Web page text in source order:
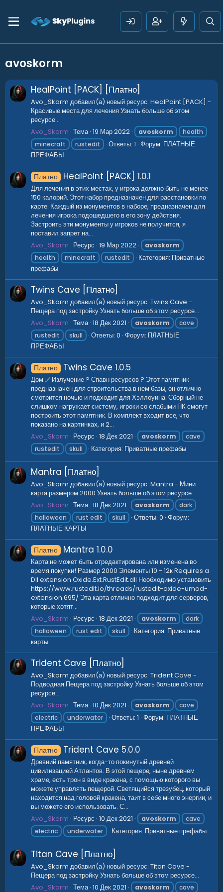
avoskorm
HealPoint [PACK] [Платно]
Avo_Skorm добавил(а) новый ресурс: HealPoint [PACK] -
Красивые места для лечения Узнать больше об этом
ресурсе...
Avo_Skorm Тема 19 Мар 2022 avoskorm
health
minecraft
rustedit Ответы: 1 Форум: ПЛАТНЫЕ
ПРЕФАБЫ
Платно HealPoint [PACK] 1.0.1
Для лечения в этих местах, у игрока должно быть не менее
150 калорий. Этот набор предназначен для расстановки по
карте. Каждый из монументов в наборе, предназначен для
лечения игрока подошедшего в его зону действия.
Застроить эти монументы у игроков не получится, я
поставил запрет на...
Avo_Skorm Ресурс 19 Мар 2022
avoskorm
health
minecraft rustedit Категория: Приватные
префабы
Twins Cave [Платно]
Avo_Skorm добавил(а) новый ресурс: Twins Cave -
Пещера под застройку Узнать больше об этом ресурсе...
Avo_Skorm Тема 18 Дек 2021 avoskorm
cave
rustedit
skull Ответы: 0 Форум: ПЛАТНЫЕ
ПРЕФАБЫ
Платно Twins Cave 1.0.5
Дом ✅ Излучение ? Спавн ресурсов ? Этот памятник
предназначен для строительства в нем базы, он отлично
смотрится ночью и подходит для Хэллоуина. Сборный не
слишком нагружает систему, игроки со слабыми ПК смогут
построить этот памятник. В комплект входит все, что
показано на картинках, и 2...
Avo_Skorm Ресурс 18 Дек 2021 avoskorm
cave
rustedit
skull Категория: Приватные префабы
Mantra [Платно]
Avo_Skorm добавил(а) новый ресурс: Mantra - Мини
карта размером 2000 Узнать больше об этом ресурсе...
Avo_Skorm Тема 18 Дек 2021 avoskorm
dark
halloween
rust edit skull Ответы: 0 Форум:
ПЛАТНЫЕ КАРТЫ
Платно Mantra 1.0.0
Карта не может быть отредактирована или изменена во
время покупки! Размер 2000 Элементы 10 - 12к Requires a
Dll extension Oxide.Ext.RustEdit.dll Необходимо установить
https://www.rustedit.io/threads/rustedit-oxide-umod-
extension.695/ Эта карта отлично подходит для серверов,
которые хотят...
Avo_Skorm Ресурс 18 Дек 2021 avoskorm
dark
halloween
rust edit skull Категория: Приватные
карты
Trident Cave [Платно]
Avo_Skorm добавил(а) новый ресурс: Trident Cave -
Подводная Пещера под застройку Узнать больше об этом
ресурсе...
Avo_Skorm Тема 10 Дек 2021 avoskorm
cave
electric
underwater Ответы: 1 Форум: ПЛАТНЫЕ
ПРЕФАБЫ
Платно Trident Cave 5.0.0
Древний памятник, когда-то покинутый древней
цивилизацией Атлантов. В этой пещере, ныне древнем
храме, есть трон в виде кракена, с помощью которого вы
можете управлять пещерой. Светящийся трезубец, который
находится над головой кракена, таит в себе много энергии, и
вы можете его использовать. С...
Avo_Skorm Ресурс 10 Дек 2021 avoskorm
cave
electric
underwater Категория: Приватные префабы
Titan Cave [Платно]
Avo_Skorm добавил(а) новый ресурс: Titan Cave -
Пещера под застройку Узнать больше об этом ресурсе...
Avo_Skorm Тема 10 Дек 2021 avoskorm cave